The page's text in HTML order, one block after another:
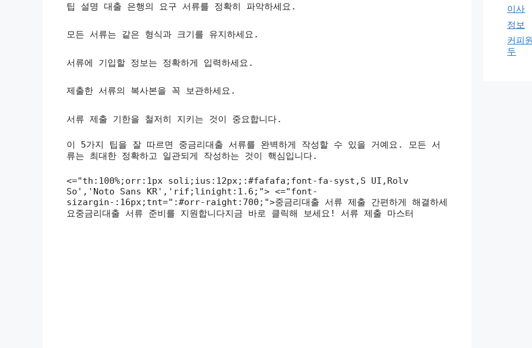
팁 설명 대출 은행의 요구 서류를 정확히 파악하세요.
모든 서류는 같은 형식과 크기를 유지하세요.
서류에 기입할 정보는 정확하게 입력하세요.
제출한 서류의 복사본을 꼭 보관하세요.
서류 제출 기한을 철저히 지키는 것이 중요합니다.
이 5가지 팁을 잘 따르면 중금리대출 서류를 완벽하게 작성할 수 있을 거예요. 모든 서
류는 최대한 정확하고 일관되게 작성하는 것이 핵심입니다.
<="th:100%;orr:1px soli;ius:12px;:#fafafa;font-fa-syst,S UI,Rolv
So','Noto Sans KR','rif;linight:1.6;"> <="font-
sizargin-:16px;tnt=":#orr-raight:700;">중금리대출 서류 제출 간편하게 해결하세
요중금리대출 서류 준비를 지원합니다지금 바로 클릭해 보세요! 서류 제출 마스터
이사
정보
커피원
두